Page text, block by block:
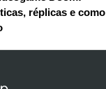
réplicas e como